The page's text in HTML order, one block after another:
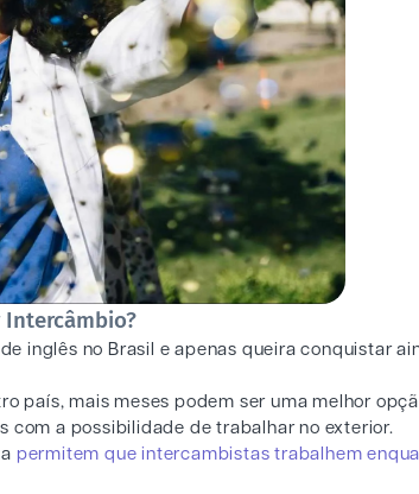
Intercâmbio?
inglês no Brasil e apenas queira conquistar
país, mais meses podem ser uma melhor
com a possibilidade de trabalhar no exterior.
permitem que intercambistas trabalhem